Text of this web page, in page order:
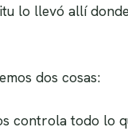
lo llevó allí
dos cosas:
controla todo lo